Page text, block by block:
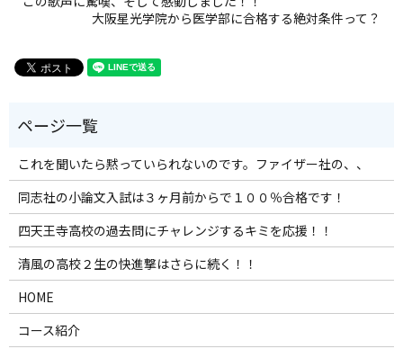
大阪星光学院から医学部に合格する絶対条件って？
これを聞いたら黙っていられないのです。ファイザー社の、、
同志社の小論文入試は３ヶ月前からで１００％合格です！
四天王寺高校の過去問にチャレンジするキミを応援！！
清風の高校２生の快進撃はさらに続く！！
HOME
コース紹介